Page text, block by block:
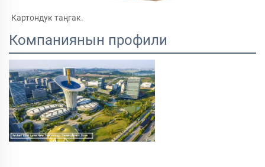
Картондук таңгак.
Компаниянын профили